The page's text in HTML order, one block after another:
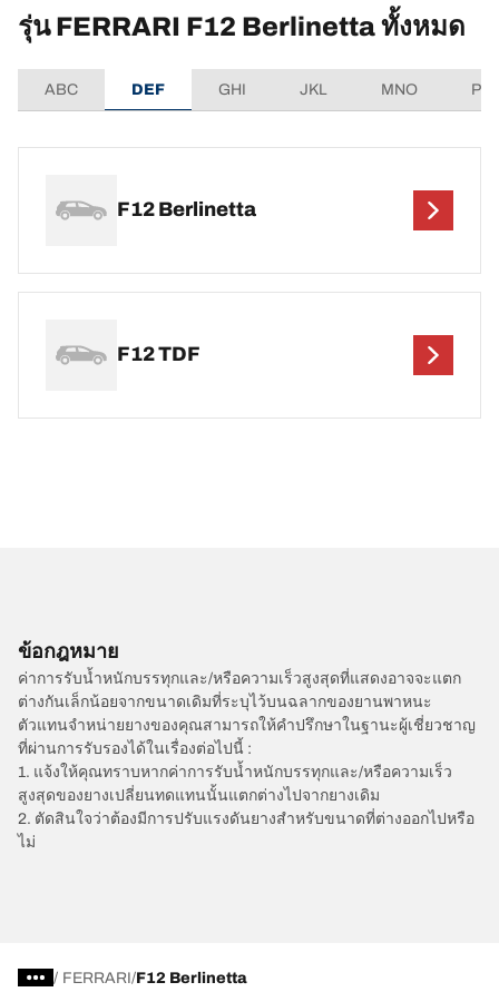
รุ่น FERRARI F12 Berlinetta ทั้งหมด
ABC DEF GHI JKL MNO
F12 Berlinetta
F12 TDF
ข้อกฎหมาย
ค่าการรับน้ำหนักบรรทุกและ/หรือความเร็วสูงสุดที่แสดงอาจจะแตก
ต่างกันเล็กน้อยจากขนาดเดิมที่ระบุไว้บนฉลากของยานพาหนะ
ตัวแทนจำหน่ายยางของคุณสามารถให้คำปรึกษาในฐานะผู้เชี่ยวชาญ
ที่ผ่านการรับรองได้ในเรื่องต่อไปนี้ :
1. แจ้งให้คุณทราบหากค่าการรับน้ำหนักบรรทุกและ/หรือความเร็ว
สูงสุดของยางเปลี่ยนทดแทนนั้นแตกต่างไปจากยางเดิม
2. ตัดสินใจว่าต้องมีการปรับแรงดันยางสำหรับขนาดที่ต่างออกไปหรือ
ไม่
/ FERRARI F12 Berlinetta